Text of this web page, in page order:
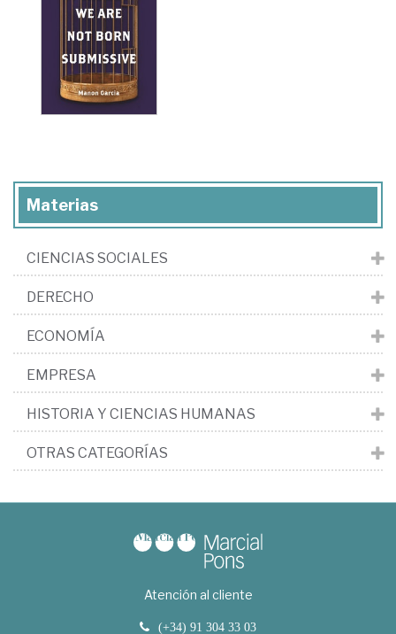
Materias
CIENCIAS SOCIALES
DERECHO
ECONOMÍA
EMPRESA
HISTORIA Y CIENCIAS HUMANAS
OTRAS CATEGORÍAS
Atención al cliente
(+34) 91 304 33 03